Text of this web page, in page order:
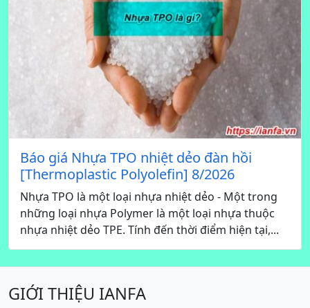
Báo giá Nhựa TPO nhiệt dẻo đàn hồi
[Thermoplastic Polyolefin] 8/2026
Nhựa TPO là một loại nhựa nhiệt dẻo - Một trong
những loại nhựa Polymer là một loại nhựa thuộc
nhựa nhiệt dẻo TPE. Tính đến thời điểm hiện tại,...
GIỚI THIỆU IANFA